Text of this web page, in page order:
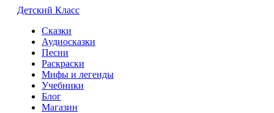
Детский Класс
Сказки
Аудиосказки
Песни
Раскраски
Мифы и легенды
Учебники
Блог
Магазин